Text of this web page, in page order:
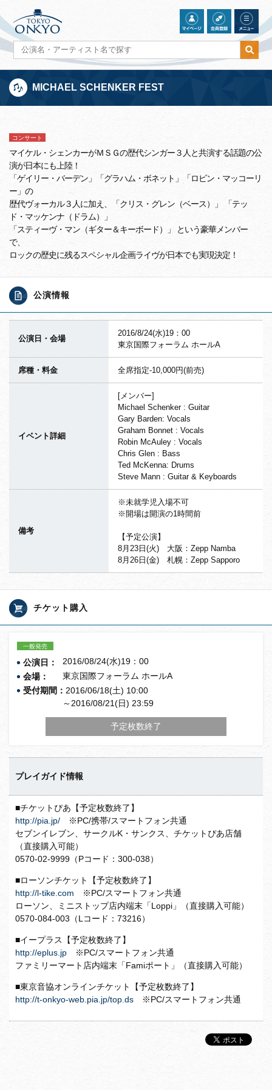
MICHAEL SCHENKER FEST
コンサート
マイケル・シェンカーがＭＳＧの歴代シンガー３人と共演する話題の公
演が日本にも上陸！
「ゲイリー・バーデン」「グラハム・ボネット」「ロビン・マッコーリ
ー」の
歴代ヴォーカル３人に加え、「クリス・グレン（ベース）」 「テッ
ド・マッケンナ（ドラム）」
「スティーヴ・マン（ギター＆キーボード）」 という豪華メンバー
で、
ロックの歴史に残るスペシャル企画ライヴが日本でも実現決定！
公演情報
公演日・会場
2016/8/24(水)19：00
東京国際フォーラム ホールA
席種・料金 全席指定-10,000円(前売)
イベント詳細
[メンバー]
Michael Schenker : Guitar
Gary Barden: Vocals
Graham Bonnet : Vocals
Robin McAuley : Vocals
Chris Glen : Bass
Ted McKenna: Drums
Steve Mann : Guitar & Keyboards
備考
※未就学児入場不可
※開場は開演の1時間前
【予定公演】
8月23日(火) 大阪：Zepp Namba
8月26日(金) 札幌：Zepp Sapporo
チケット購入
一般発売
公演日：
2016/08/24(水)19：00
会場：
東京国際フォーラム ホールA
受付期間： 2016/06/18(土) 10:00
～2016/08/21(日) 23:59
予定枚数終了
プレイガイド情報
■チケットぴあ【予定枚数終了】
http://pia.jp/ ※PC/携帯/スマートフォン共通
セブンイレブン、サークルK・サンクス、チケットぴあ店舗
（直接購入可能）
0570-02-9999（Pコード：300-038）
■ローソンチケット【予定枚数終了】
http://l-tike.com ※PC/スマートフォン共通
ローソン、ミニストップ店内端末「Loppi」（直接購入可能）
0570-084-003（Lコード：73216）
■イープラス【予定枚数終了】
http://eplus.jp ※PC/スマートフォン共通
ファミリーマート店内端末「Famiポート」（直接購入可能）
■東京音協オンラインチケット【予定枚数終了】
http://t-onkyo-web.pia.jp/top.ds ※PC/スマートフォン共通